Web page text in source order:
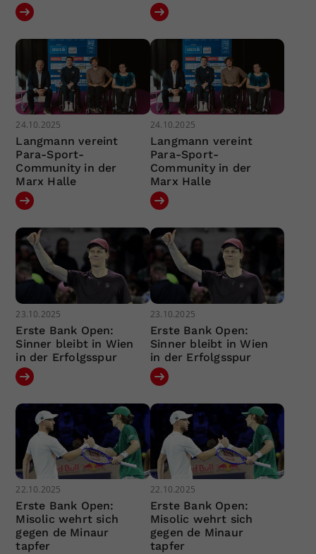
24.10.2025
Langmann vereint
Para-Sport-
Community in der
Marx Halle
24.10.2025
Langmann vereint
Para-Sport-
Community in der
Marx Halle
23.10.2025
Erste Bank Open:
Sinner bleibt in Wien
in der Erfolgsspur
23.10.2025
Erste Bank Open:
Sinner bleibt in Wien
in der Erfolgsspur
22.10.2025
Erste Bank Open:
Misolic wehrt sich
gegen de Minaur
tapfer
22.10.2025
Erste Bank Open:
Misolic wehrt sich
gegen de Minaur
tapfer